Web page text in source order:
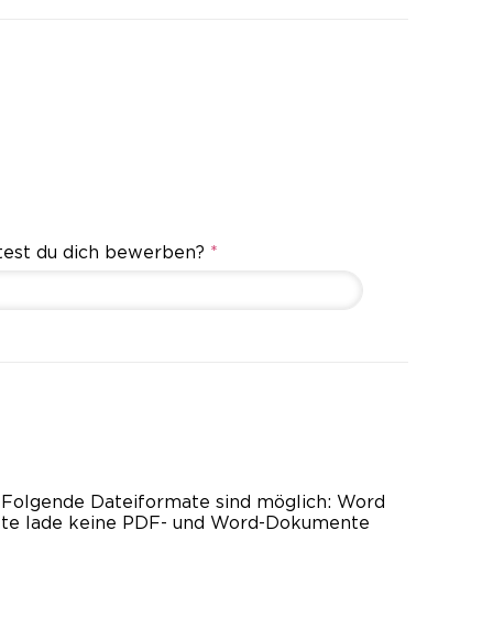
du dich bewerben? *
Dateiformate sind möglich: Word
lade keine PDF- und Word-Dokumente